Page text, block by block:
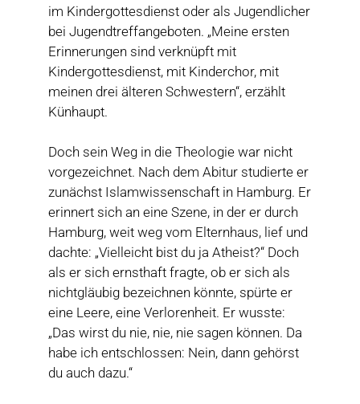
im Kindergottesdienst oder als Jugendlicher
bei Jugendtreffangeboten. „Meine ersten
Erinnerungen sind verknüpft mit
Kindergottesdienst, mit Kinderchor, mit
meinen drei älteren Schwestern“, erzählt
Künhaupt.
Doch sein Weg in die Theologie war nicht
vorgezeichnet. Nach dem Abitur studierte er
zunächst Islamwissenschaft in Hamburg. Er
erinnert sich an eine Szene, in der er durch
Hamburg, weit weg vom Elternhaus, lief und
dachte: „Vielleicht bist du ja Atheist?“ Doch
als er sich ernsthaft fragte, ob er sich als
nichtgläubig bezeichnen könnte, spürte er
eine Leere, eine Verlorenheit. Er wusste:
„Das wirst du nie, nie, nie sagen können. Da
habe ich entschlossen: Nein, dann gehörst
du auch dazu.“